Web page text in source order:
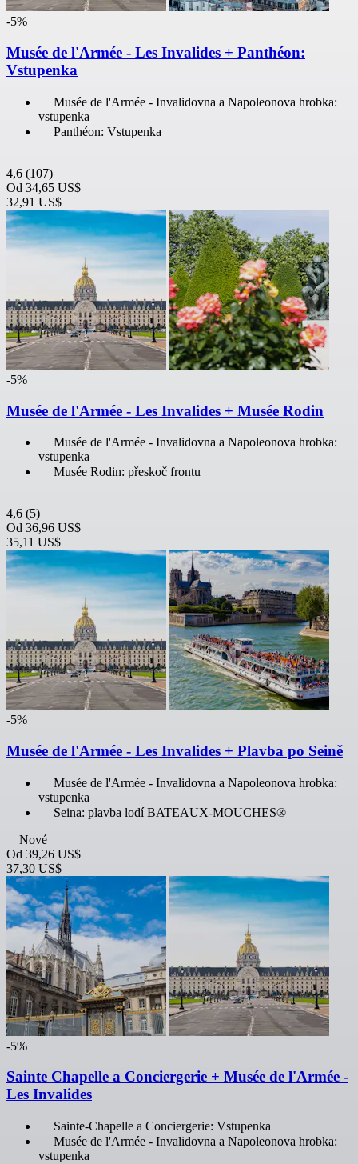
-5%
Musée de l'Armée - Les Invalides + Panthéon:
Vstupenka
Musée de l'Armée - Invalidovna a Napoleonova hrobka:
vstupenka
Panthéon: Vstupenka
4,6 (107)
Od 34,65 US$
32,91 US$
-5%
Musée de l'Armée - Les Invalides + Musée Rodin
Musée de l'Armée - Invalidovna a Napoleonova hrobka:
vstupenka
Musée Rodin: přeskoč frontu
4,6 (5)
Od 36,96 US$
35,11 US$
-5%
Musée de l'Armée - Les Invalides + Plavba po Seině
Musée de l'Armée - Invalidovna a Napoleonova hrobka:
vstupenka
Seina: plavba lodí BATEAUX-MOUCHES®
Nové
Od 39,26 US$
37,30 US$
-5%
Sainte Chapelle a Conciergerie + Musée de l'Armée -
Les Invalides
Sainte-Chapelle a Conciergerie: Vstupenka
Musée de l'Armée - Invalidovna a Napoleonova hrobka:
vstupenka